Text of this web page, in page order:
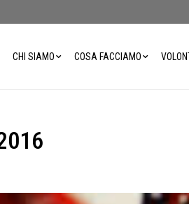
CHI SIAMO COSA FACCIAMO